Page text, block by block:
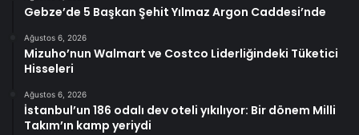
Gebze’de 5 Başkan Şehit Yılmaz Argon Caddesi’nde
Ağustos 6, 2026
Mizuho’nun Walmart ve Costco Liderliğindeki Tüketici
Hisseleri
Ağustos 6, 2026
İstanbul’un 186 odalı dev oteli yıkılıyor: Bir dönem Milli
Takım’ın kamp yeriydi